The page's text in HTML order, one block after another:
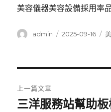
美容儀器美容設備採用率
作
admin
發
2025-09-16
分
章
上一篇文章
上
三洋服務站幫助